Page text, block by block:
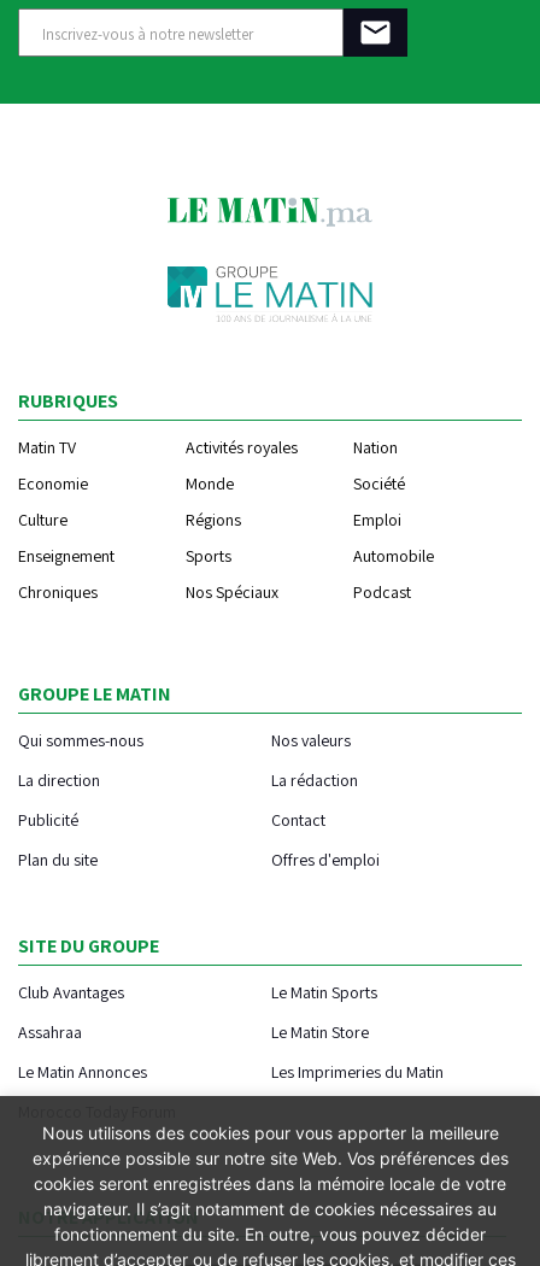
RUBRIQUES
Matin TV Activités royales
Nation
Economie
Monde
Société
Culture
Régions
Emploi
Enseignement
Sports
Automobile
Chroniques
Nos Spéciaux Podcast
GROUPE LE MATIN
Qui sommes-nous
Nos valeurs
La direction
La rédaction
Publicité
Contact
Plan du site
Offres d'emploi
SITE DU GROUPE
Club Avantages
Le Matin Sports
Assahraa
Le Matin Store
Le Matin Annonces
Les Imprimeries du Matin
NOTRE APPLICATION
Nous utilisons des cookies pour vous apporter la meilleure
expérience possible sur notre site Web. Vos préférences des
cookies seront enregistrées dans la mémoire locale de votre
navigateur. Il s’agit notamment de cookies nécessaires au
fonctionnement du site. En outre, vous pouvez décider
librement d’accepter ou de refuser les cookies, et modifier ces